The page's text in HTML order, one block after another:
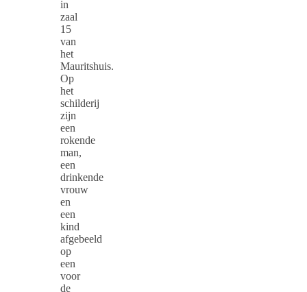
in
zaal
15
van
het
Mauritshuis.
Op
het
schilderij
zijn
een
rokende
man,
een
drinkende
vrouw
en
een
kind
afgebeeld
op
een
voor
de